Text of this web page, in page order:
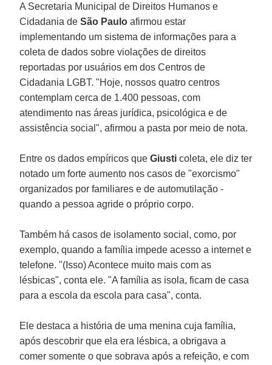
A Secretaria Municipal de Direitos Humanos e
Cidadania deSão Paulo afirmou estar
implementando um sistema de informações para a
coleta de dados sobre violações de direitos
reportadas por usuários em dos Centros de
Cidadania LGBT. "Hoje, nossos quatro centros
contemplam cerca de 1.400 pessoas, com
atendimento nas áreas jurídica, psicológica e de
assistência social", afirmou a pasta por meio de nota.
Entre os dados empíricos queGiusti coleta, ele diz ter
notado um forte aumento nos casos de "exorcismo"
organizados por familiares e de automutilação -
quando a pessoa agride o próprio corpo.
Também há casos de isolamento social, como, por
exemplo, quando a família impede acesso a internet e
telefone. "(Isso) Acontece muito mais com as
lésbicas", conta ele. "A família as isola, ficam de casa
para a escola da escola para casa", conta.
Ele destaca a história de uma menina cuja família,
após descobrir que ela era lésbica, a obrigava a
comer somente o que sobrava após a refeição, e com